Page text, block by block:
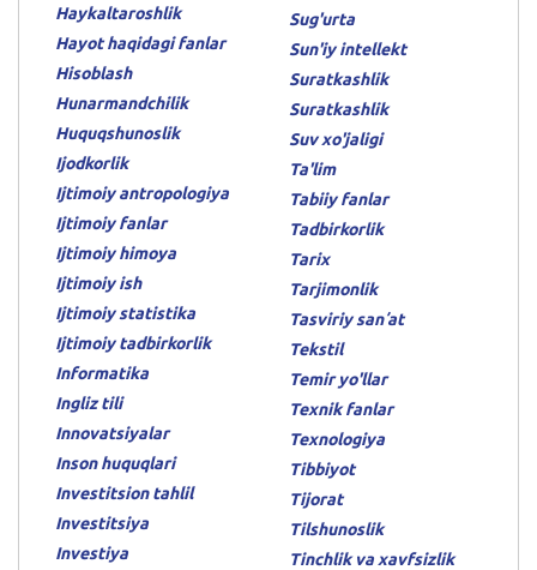
Haykaltaroshlik
Hayot haqidagi fanlar
Hisoblash
Hunarmandchilik
Huquqshunoslik
Ijodkorlik
Ijtimoiy antropologiya
Ijtimoiy fanlar
Ijtimoiy himoya
Ijtimoiy ish
Ijtimoiy statistika
Ijtimoiy tadbirkorlik
Informatika
Ingliz tili
Innovatsiyalar
Inson huquqlari
Investitsion tahlil
Investitsiya
Investiya
Sug'urta
Sun'iy intellekt
Suratkashlik
Suratkashlik
Suv xo'jaligi
Ta'lim
Tabiiy fanlar
Tadbirkorlik
Tarix
Tarjimonlik
Tasviriy sanʼat
Tekstil
Temir yo'llar
Texnik fanlar
Texnologiya
Tibbiyot
Tijorat
Tilshunoslik
Tinchlik va xavfsizlik